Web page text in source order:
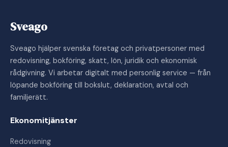
Sveago
Sveago hjälper svenska företag och privatpersoner med
redovisning, bokföring, skatt, lön, juridik och ekonomisk
rådgivning. Vi arbetar digitalt med personlig service — från
löpande bokföring till bokslut, deklaration, avtal och
familjerätt.
Ekonomitjänster
Redovisning